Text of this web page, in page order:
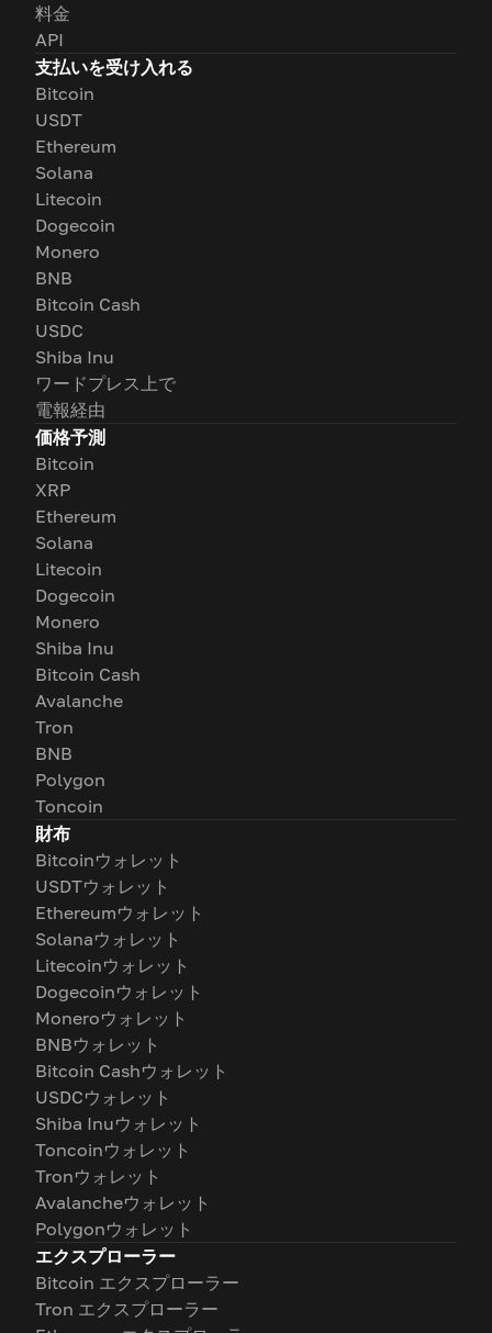
料金
API
支払いを受け入れる
Bitcoin
USDT
Ethereum
Solana
Litecoin
Dogecoin
Monero
BNB
Bitcoin Cash
USDC
Shiba Inu
ワードプレス上で
電報経由
価格予測
Bitcoin
XRP
Ethereum
Solana
Litecoin
Dogecoin
Monero
Shiba Inu
Bitcoin Cash
Avalanche
Tron
BNB
Polygon
Toncoin
財布
Bitcoinウォレット
USDTウォレット
Ethereumウォレット
Solanaウォレット
Litecoinウォレット
Dogecoinウォレット
Moneroウォレット
BNBウォレット
Bitcoin Cashウォレット
USDCウォレット
Shiba Inuウォレット
Toncoinウォレット
Tronウォレット
Avalancheウォレット
Polygonウォレット
エクスプローラー
Bitcoin エクスプローラー
Tron エクスプローラー